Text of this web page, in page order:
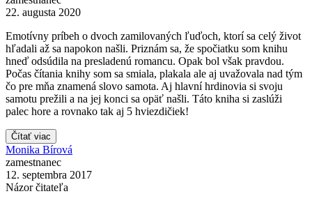
22. augusta 2020
Emotívny príbeh o dvoch zamilovaných ľuďoch, ktorí sa celý život
hľadali až sa napokon našli. Priznám sa, že spočiatku som knihu
hneď odsúdila na presladenú romancu. Opak bol však pravdou.
Počas čítania knihy som sa smiala, plakala ale aj uvažovala nad tým
čo pre mňa znamená slovo samota. Aj hlavní hrdinovia si svoju
samotu prežili a na jej konci sa opäť našli. Táto kniha si zaslúži
palec hore a rovnako tak aj 5 hviezdičiek!
Čítať viac
Monika Bírová
zamestnanec
12. septembra 2017
Názor čitateľa